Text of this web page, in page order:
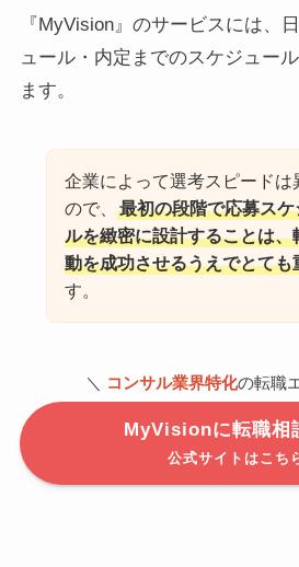
『MyVision』のサービスには、
ュール・内定までのスケジュー
ます。
企業によって選考スピードは
ので、最初の段階で応募スケ
ルを緻密に設計することは、
動を成功させるうえでとても
す。
＼ コンサル業界特化の転職
MyVisionに転職相
公式サイトはこち